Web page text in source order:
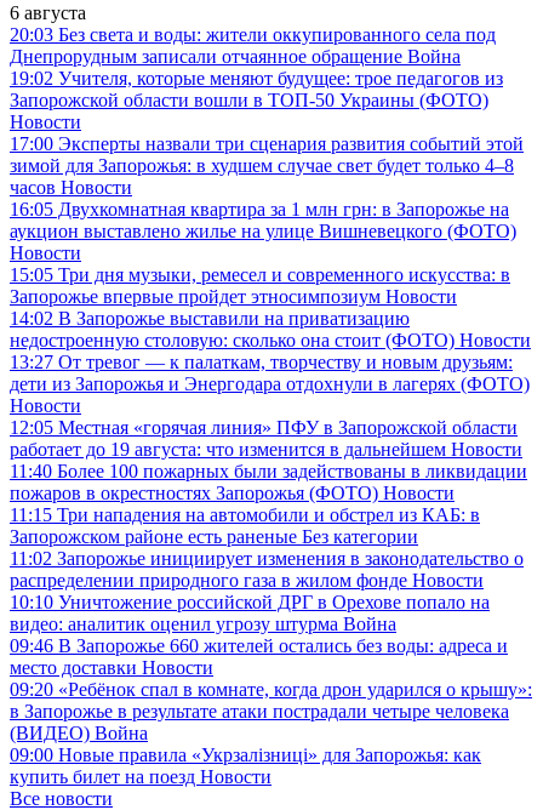
6 августа
20:03 Без света и воды: жители оккупированного села под
Днепрорудным записали отчаянное обращение Война
19:02 Учителя, которые меняют будущее: трое педагогов из
Запорожской области вошли в ТОП-50 Украины (ФОТО)
Новости
17:00 Эксперты назвали три сценария развития событий этой
зимой для Запорожья: в худшем случае свет будет только 4–8
часов Новости
16:05 Двухкомнатная квартира за 1 млн грн: в Запорожье на
аукцион выставлено жилье на улице Вишневецкого (ФОТО)
Новости
15:05 Три дня музыки, ремесел и современного искусства: в
Запорожье впервые пройдет этносимпозиум Новости
14:02 В Запорожье выставили на приватизацию
недостроенную столовую: сколько она стоит (ФОТО) Новости
13:27 От тревог — к палаткам, творчеству и новым друзьям:
дети из Запорожья и Энергодара отдохнули в лагерях (ФОТО)
Новости
12:05 Местная «горячая линия» ПФУ в Запорожской области
работает до 19 августа: что изменится в дальнейшем Новости
11:40 Более 100 пожарных были задействованы в ликвидации
пожаров в окрестностях Запорожья (ФОТО) Новости
11:15 Три нападения на автомобили и обстрел из КАБ: в
Запорожском районе есть раненые Без категории
11:02 Запорожье инициирует изменения в законодательство о
распределении природного газа в жилом фонде Новости
10:10 Уничтожение российской ДРГ в Орехове попало на
видео: аналитик оценил угрозу штурма Война
09:46 В Запорожье 660 жителей остались без воды: адреса и
место доставки Новости
09:20 «Ребёнок спал в комнате, когда дрон ударился о крышу»:
в Запорожье в результате атаки пострадали четыре человека
(ВИДЕО) Война
09:00 Новые правила «Укрзалізниці» для Запорожья: как
купить билет на поезд Новости
Все новости